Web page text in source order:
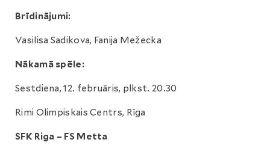
Brīdinājumi:
Vasilisa Sadikova, Fanija Mežecka
Nākamā spēle:
Sestdiena, 12. februāris, plkst. 20.30
Rimi Olimpiskais Centrs, Rīga
SFK Riga – FS Metta